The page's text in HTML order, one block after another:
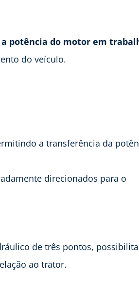
potência do motor em
do veículo.
a transferência da
direcionados para o
de três pontos,
ao trator.